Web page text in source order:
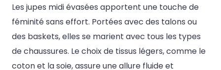
Les jupes midi évasées apportent une touche de
féminité sans effort. Portées avec des talons ou
des baskets, elles se marient avec tous les types
de chaussures. Le choix de tissus légers, comme le
coton et la soie, assure une allure fluide et